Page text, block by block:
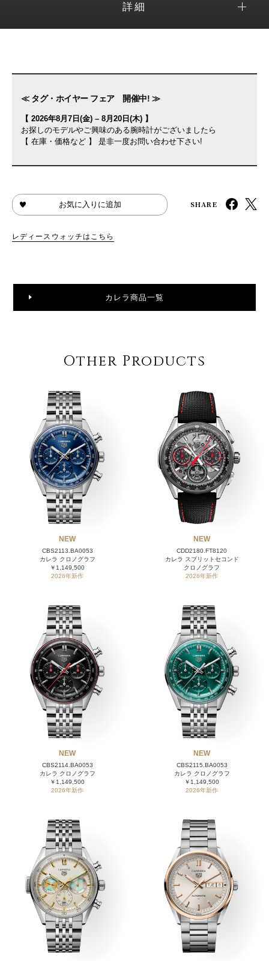
詳細
≪ タグ・ホイヤー フェア 開催中! ≫
【 2026年8月7日(金) – 8月20日(木) 】
お探しのモデルやご興味のある腕時計がございましたら
【 在庫・価格など 】 是非一度お問い合わせ下さい!
お気に入りに追加 SHARE
レディースウォッチはこちら
カレラ商品一覧
Other Products
NEW
CBS2113.BA0053
カレラ クロノグラフ
￥1,149,500
2026年新作
NEW
CDD2180.FT8120
カレラ スプリットセコンド
クロノグラフ
2026年新作
NEW
CBS2114.BA0053
カレラ クロノグラフ
￥1,149,500
2026年新作
NEW
CBS2115.BA0053
カレラ クロノグラフ
￥1,149,500
2026年新作